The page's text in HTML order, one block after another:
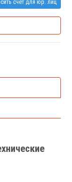
счет для юр. лиц